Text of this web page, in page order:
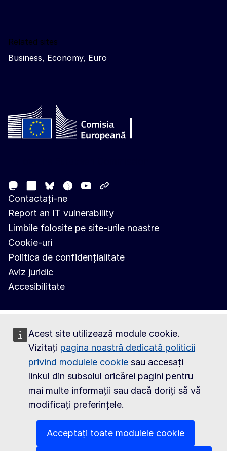
Acest site utilizează module cookie.
Vizitați pagina noastră dedicată politicii
privind modulele cookie sau accesați
linkul din subsolul oricărei pagini pentru
mai multe informații sau dacă doriți să vă
modificați preferințele.
Acceptați toate modulele cookie
Related sites
Business, Economy, Euro
MastodonLinkedIn
Bluesky
Facebook
Youtube
Contactați-ne
Report an IT vulnerability
Limbile folosite pe site-urile noastre
Cookie-uri
Politica de confidențialitate
Aviz juridic
Accesibilitate